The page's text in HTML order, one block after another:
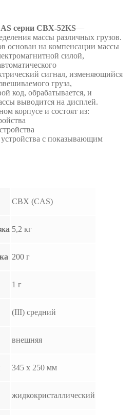
серии CBX-52KS—
массы различных грузов.
основан на компенсации массы
силой,
сигнал, изменяющийся
груза,
код, обрабатывается, и
выводится на дисплей.
корпусе и состоят из:
с показывающим
CBX (CAS)
5,2 кг
200 г
1 г
(III) средний
внешняя
345 х 250 мм
жидкокристаллический